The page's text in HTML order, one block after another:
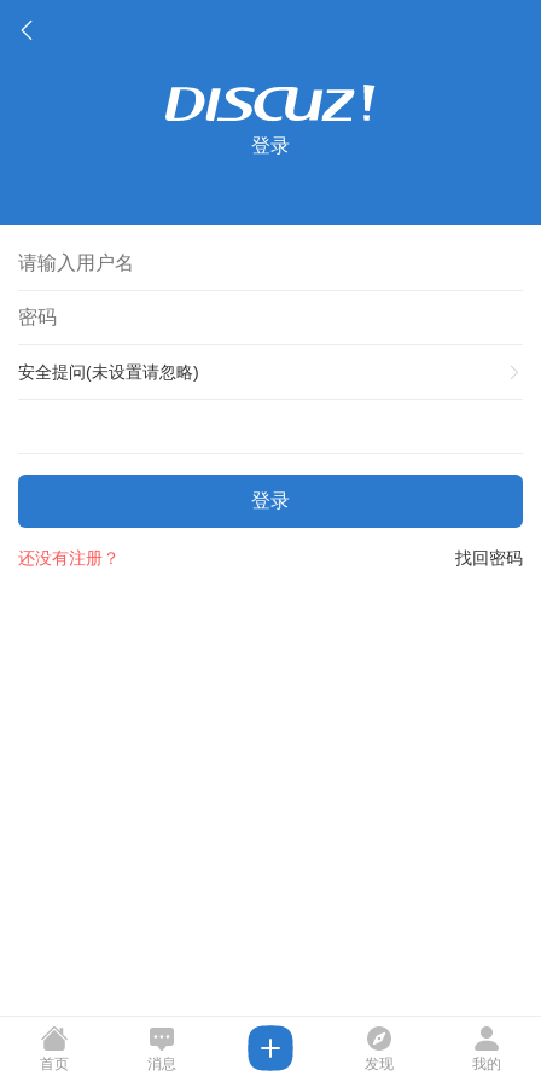
登录
安全提问(未设置请忽略)
登录
找回密码
还没有注册？
首页 消息 发现 我的